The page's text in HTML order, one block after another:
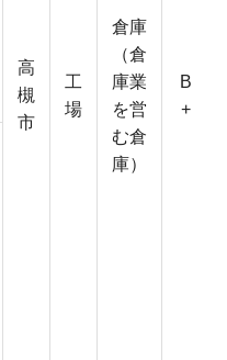
高
槻
市
工
場
倉庫
（倉
庫業
を営
む倉
庫）
B
+